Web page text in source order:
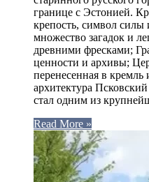
границе с Эстонией.
крепость, символ силы
множество загадок и
древними фресками;
ценности и архивы;
перенесенная в кремль
архитектура
стал одним из
Read More »